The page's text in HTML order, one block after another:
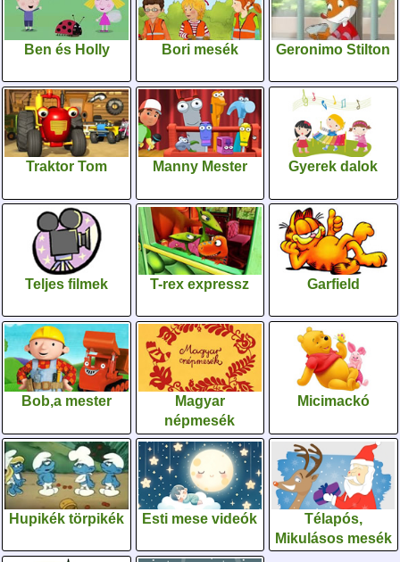
Ben és Holly Bori mesék Geronimo Stilton
Traktor Tom Manny Mester Gyerek dalok
Teljes filmek T-rex expressz Garfield
Bob,a mester
Magyar
népmesék
Micimackó
Hupikék törpikék Esti mese videók
Télapós,
Mikulásos mesék